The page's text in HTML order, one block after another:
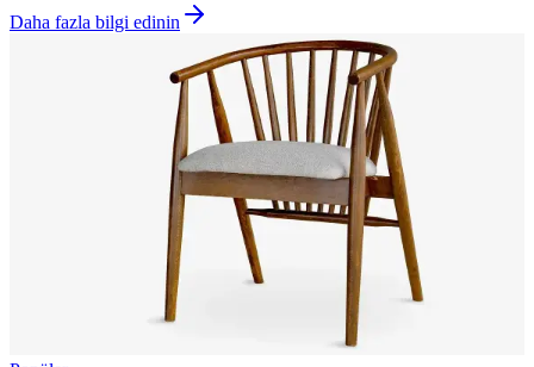
Daha fazla bilgi edinin